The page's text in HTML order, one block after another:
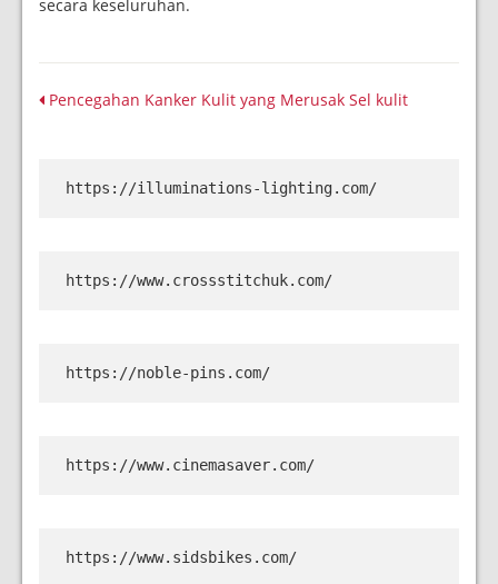
secara keseluruhan.
Pencegahan Kanker Kulit yang Merusak Sel kulit
https://illuminations-lighting.com/
https://www.crossstitchuk.com/
https://noble-pins.com/
https://www.cinemasaver.com/
https://www.sidsbikes.com/